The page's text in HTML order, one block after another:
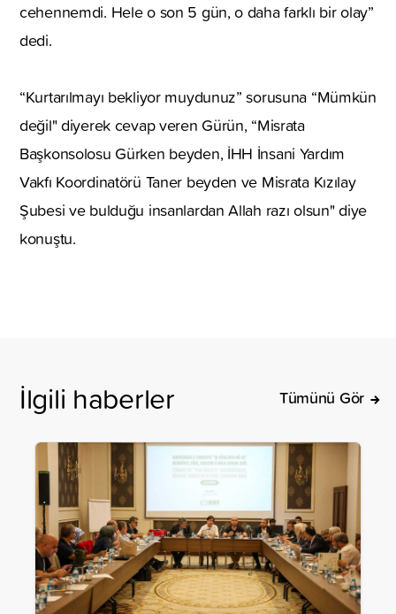
cehennemdi. Hele o son 5 gün, o daha farklı bir olay”
dedi.
“Kurtarılmayı bekliyor muydunuz” sorusuna “Mümkün
değil" diyerek cevap veren Gürün, “Misrata
Başkonsolosu Gürken beyden, İHH İnsani Yardım
Vakfı Koordinatörü Taner beyden ve Misrata Kızılay
Şubesi ve bulduğu insanlardan Allah razı olsun" diye
konuştu.
İlgili haberler Tümünü Gör